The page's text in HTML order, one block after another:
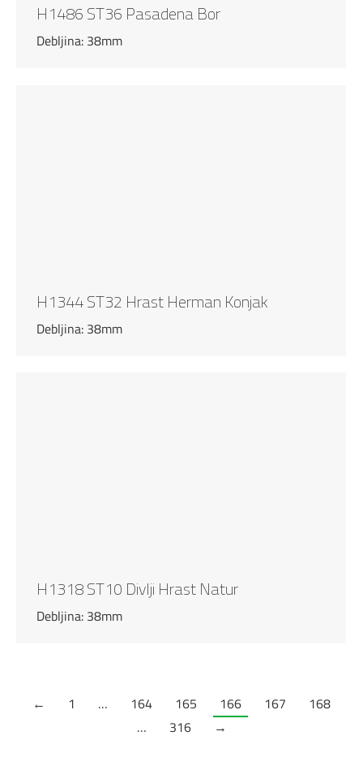
H1486 ST36 Pasadena Bor
Debljina: 38mm
H1344 ST32 Hrast Herman Konjak
Debljina: 38mm
H1318 ST10 Divlji Hrast Natur
Debljina: 38mm
← 1 … 164 165 166 167
168
…
316 →